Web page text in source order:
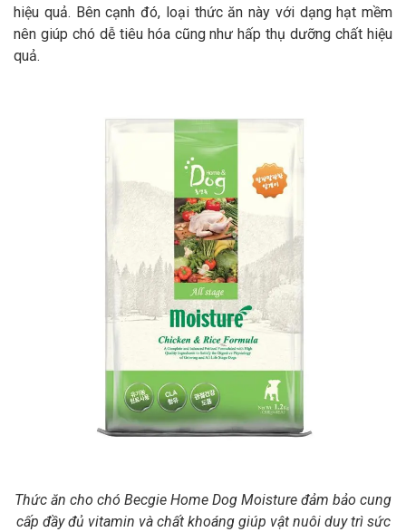
CHÍNH SÁCH
Chính sách bảo hành Chính sách bảo mật
Chính sách đổi trả
TỔNG ĐÀI TƯ VẤN
0929894774
hiệu quả. Bên cạnh đó, loại thức ăn này với dạng hạt mềm
nên giúp chó dễ tiêu hóa cũng như hấp thụ dưỡng chất hiệu
quả.
Thức ăn cho chó Becgie Home Dog Moisture đảm bảo cung
cấp đầy đủ vitamin và chất khoáng giúp vật nuôi duy trì sức